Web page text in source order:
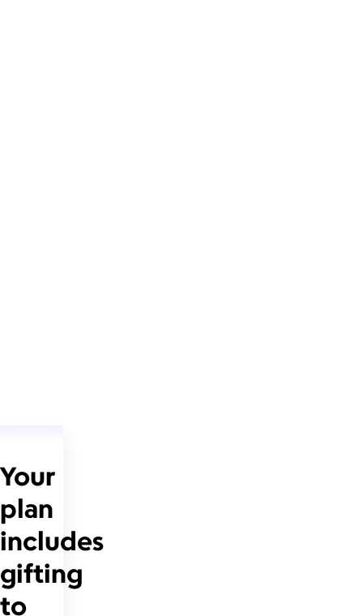
Your
plan
includes
gifting
to